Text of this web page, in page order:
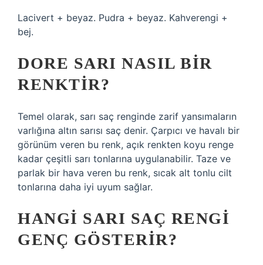
Lacivert + beyaz. Pudra + beyaz. Kahverengi +
bej.
DORE SARI NASIL BIR
RENKTIR?
Temel olarak, sarı saç renginde zarif yansımaların
varlığına altın sarısı saç denir. Çarpıcı ve havalı bir
görünüm veren bu renk, açık renkten koyu renge
kadar çeşitli sarı tonlarına uygulanabilir. Taze ve
parlak bir hava veren bu renk, sıcak alt tonlu cilt
tonlarına daha iyi uyum sağlar.
HANGI SARI SAÇ RENGI
GENÇ GÖSTERIR?